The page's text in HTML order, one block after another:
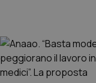
Cronache